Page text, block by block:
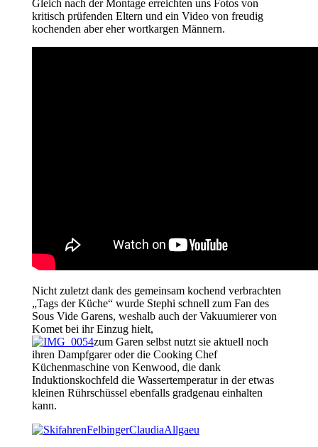
Gleich nach der Montage erreichten uns Fotos von
kritisch prüfenden Eltern und ein Video von freudig
kochenden aber eher wortkargen Männern.
Nicht zuletzt dank des gemeinsam kochend verbrachten
„Tags der Küche“ wurde Stephi schnell zum Fan des
Sous Vide Garens, weshalb auch der Vakuumierer von
Komet bei ihr Einzug hielt,
zum Garen selbst nutzt sie aktuell noch
ihren Dampfgarer oder die Cooking Chef
Küchenmaschine von Kenwood, die dank
Induktionskochfeld die Wassertemperatur in der etwas
kleinen Rührschüssel ebenfalls gradgenau einhalten
kann.